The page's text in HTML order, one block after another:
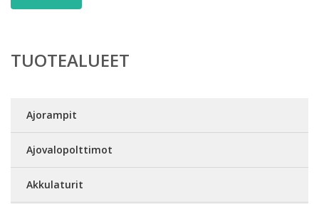
TUOTEALUEET
Ajorampit
Ajovalopolttimot
Akkulaturit